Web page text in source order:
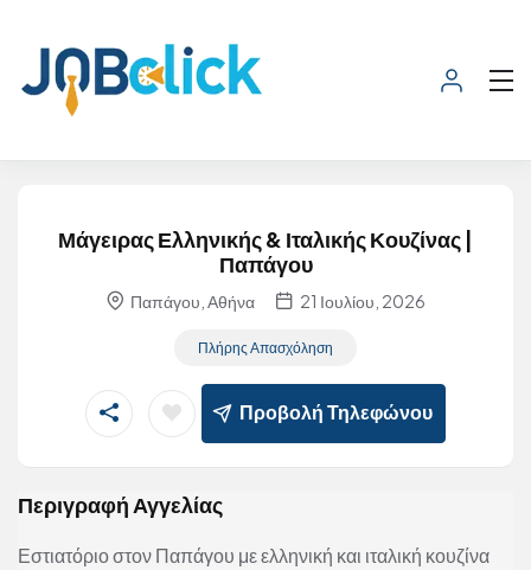
Μάγειρας Ελληνικής & Ιταλικής Κουζίνας |
Παπάγου
Παπάγου, Αθήνα 21 Ιουλίου, 2026
Πλήρης Απασχόληση
Προβολή Τηλεφώνου
Περιγραφή Αγγελίας
Εστιατόριο στον Παπάγου με ελληνική και ιταλική κουζίνα